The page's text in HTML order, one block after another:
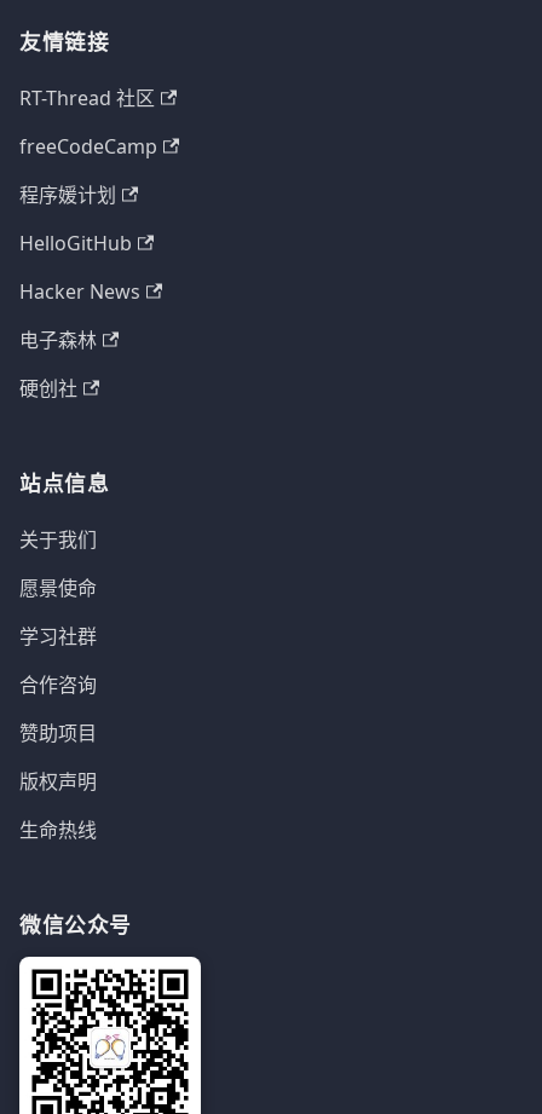
友情链接
RT-Thread 社区
freeCodeCamp
程序媛计划
HelloGitHub
Hacker News
电子森林
硬创社
站点信息
关于我们
愿景使命
学习社群
合作咨询
赞助项目
版权声明
生命热线
微信公众号